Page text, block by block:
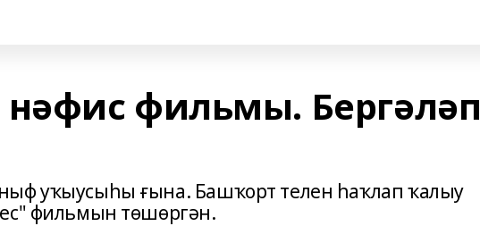
нәфис фильмы. Бергәләп
уҡыусыһы ғына. Башҡорт телен һаҡлап ҡалыу
фильмын төшөргән.